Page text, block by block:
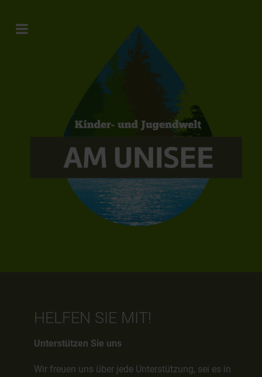
HELFEN SIE MIT!
Unterstützen Sie uns
Wir freuen uns über jede Unterstützung, sei es in